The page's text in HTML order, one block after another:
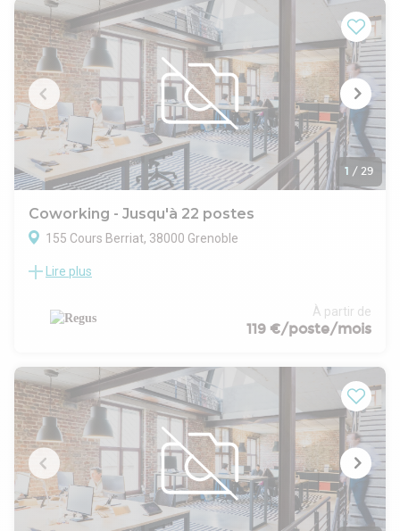
1 / 29
Coworking - Jusqu'à 22 postes
155 Cours Berriat, 38000 Grenoble
Concentrez-vous sur la bonne marche de vos affaires avec
efficacité dans un emplacement urbain de choix.
Optez pour un emplacement central où installer vos équipes
sur le Drac et travaillerez dans une région prospère où sont
installées de nombreuses sociétés informatiques et
technologiques bien établies.
Cochez les cases de votre to-do list dans le cadre raffiné d'un
immeuble à l'incroyable architecture française traditionnelle
et à l'intérieur éminemment sophistiqué et moderne. Après
le travail, vous aurez l'embarras du choix pour divertir vos
clients : un concert dans une salle toute proche ou encore un
petit en-cas dans l'un des bars animés du quartier.
Lire plus
À partir de
119 €/poste/mois